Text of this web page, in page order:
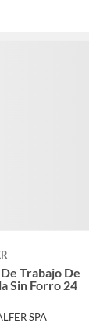
Trabajo De
Sin Forro 24
SPA